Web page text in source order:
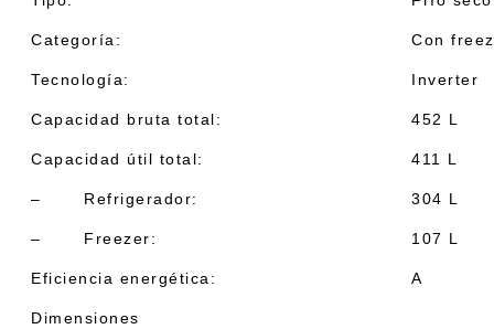
Categoría: Con
Tecnología: Inverter
Capacidad bruta total: 452 L
Capacidad útil total: 411 L
– Refrigerador: 304 L
– Freezer: 107 L
Eficiencia energética: A
Dimensiones